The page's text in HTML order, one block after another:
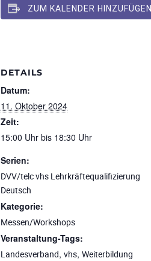
ZUM KALENDER HINZUFÜGEN
DETAILS
Datum:
11. Oktober 2024
Zeit:
15:00 Uhr bis 18:30 Uhr
Serien:
DVV/telc vhs Lehrkräftequalifizierung
Deutsch
Kategorie:
Messen/Workshops
Veranstaltung-Tags:
Landesverband, vhs, Weiterbildung